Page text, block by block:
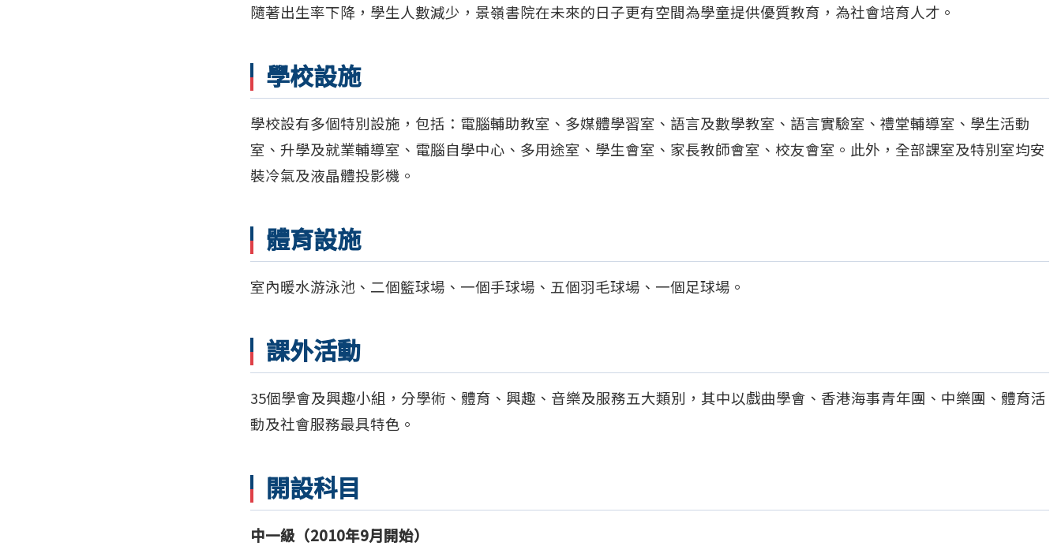
隨著出生率下降，學生人數減少，景嶺書院在未來的日子更有空間為學童提供優質教育，為社會培育人才。
學校設施
學校設有多個特別設施，包括：電腦輔助教室、多媒體學習室、語言及數學教室、語言實驗室、禮堂輔導室、學生活動
室、升學及就業輔導室、電腦自學中心、多用途室、學生會室、家長教師會室、校友會室。此外，全部課室及特別室均安
裝冷氣及液晶體投影機。
體育設施
室內暖水游泳池、二個籃球場、一個手球場、五個羽毛球場、一個足球場。
課外活動
35個學會及興趣小組，分學術、體育、興趣、音樂及服務五大類別，其中以戲曲學會、 香港海事青年團 、中樂團、體育活
動及社會服務最具特色。
開設科目
中一級（2010年9月開始）